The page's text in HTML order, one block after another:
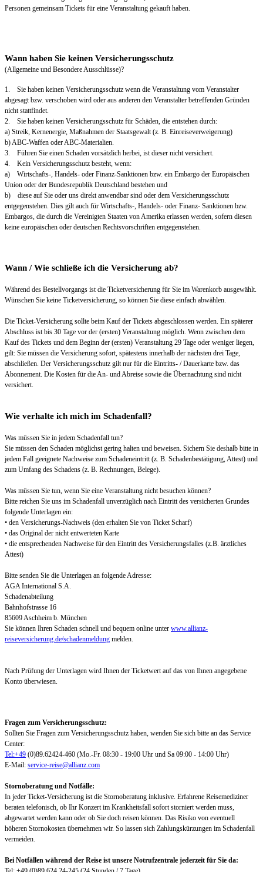
Personen gemeinsam Tickets für eine Veranstaltung gekauft haben.
Wann haben Sie keinen Versicherungsschutz
(Allgemeine und Besondere Ausschlüsse)?
1. Sie haben keinen Versicherungsschutz wenn die Veranstaltung vom Veranstalter
abgesagt bzw. verschoben wird oder aus anderen den Veranstalter betreffenden Gründen
nicht stattfindet.
2. Sie haben keinen Versicherungsschutz für Schäden, die entstehen durch:
a) Streik, Kernenergie, Maßnahmen der Staatsgewalt (z. B. Einreiseverweigerung)
b) ABC-Waffen oder ABC-Materialien.
3. Führen Sie einen Schaden vorsätzlich herbei, ist dieser nicht versichert.
4. Kein Versicherungsschutz besteht, wenn:
a) Wirtschafts-, Handels- oder Finanz-Sanktionen bzw. ein Embargo der Europäischen
Union oder der Bundesrepublik Deutschland bestehen und
b) diese auf Sie oder uns direkt anwendbar sind oder dem Versicherungsschutz
entgegenstehen. Dies gilt auch für Wirtschafts-, Handels- oder Finanz- Sanktionen bzw.
Embargos, die durch die Vereinigten Staaten von Amerika erlassen werden, sofern diesen
keine europäischen oder deutschen Rechtsvorschriften entgegenstehen.
Wann / Wie schließe ich die Versicherung ab?
Während des Bestellvorgangs ist die Ticketversicherung für Sie im Warenkorb ausgewählt.
Wünschen Sie keine Ticketversicherung, so können Sie diese einfach abwählen.
Die Ticket-Versicherung sollte beim Kauf der Tickets abgeschlossen werden. Ein späterer
Abschluss ist bis 30 Tage vor der (ersten) Veranstaltung möglich. Wenn zwischen dem
Kauf des Tickets und dem Beginn der (ersten) Veranstaltung 29 Tage oder weniger liegen,
gilt: Sie müssen die Versicherung sofort, spätestens innerhalb der nächsten drei Tage,
abschließen. Der Versicherungsschutz gilt nur für die Eintritts- / Dauerkarte bzw. das
Abonnement. Die Kosten für die An- und Abreise sowie die Übernachtung sind nicht
versichert.
Wie verhalte ich mich im Schadenfall?
Was müssen Sie in jedem Schadenfall tun?
Sie müssen den Schaden möglichst gering halten und beweisen. Sichern Sie deshalb bitte in
jedem Fall geeignete Nachweise zum Schadeneintritt (z. B. Schadenbestätigung, Attest) und
zum Umfang des Schadens (z. B. Rechnungen, Belege).
Was müssen Sie tun, wenn Sie eine Veranstaltung nicht besuchen können?
Bitte reichen Sie uns im Schadenfall unverzüglich nach Eintritt des versicherten Grundes
folgende Unterlagen ein:
• den Versicherungs-Nachweis (den erhalten Sie von Ticket Scharf)
• das Original der nicht entwerteten Karte
• die entsprechenden Nachweise für den Eintritt des Versicherungsfalles (z.B. ärztliches
Attest)
Bitte senden Sie die Unterlagen an folgende Adresse:
AGA International S.A.
Schadenabteilung
Bahnhofstrasse 16
85609 Aschheim b. München
Sie können Ihren Schaden schnell und bequem online unter www.allianz-
reiseversicherung.de/schadenmeldung melden.
Nach Prüfung der Unterlagen wird Ihnen der Ticketwert auf das von Ihnen angegebene
Konto überwiesen.
Fragen zum Versicherungsschutz:
Sollten Sie Fragen zum Versicherungsschutz haben, wenden Sie sich bitte an das Service
Center:
Tel:+49 (0)89.62424-460 (Mo.-Fr. 08:30 - 19:00 Uhr und Sa 09:00 - 14:00 Uhr)
E-Mail: service-reise@allianz.com
Stornoberatung und Notfälle:
In jeder Ticket-Versicherung ist die Stornoberatung inklusive. Erfahrene Reisemediziner
beraten telefonisch, ob Ihr Konzert im Krankheitsfall sofort storniert werden muss,
abgewartet werden kann oder ob Sie doch reisen können. Das Risiko von eventuell
höheren Stornokosten übernehmen wir. So lassen sich Zahlungskürzungen im Schadenfall
vermeiden.
Bei Notfällen während der Reise ist unsere Notrufzentrale jederzeit für Sie da: